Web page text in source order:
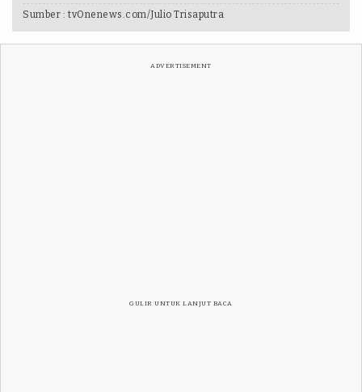
Sumber : tvOnenews.com/Julio Trisaputra
ADVERTISEMENT
GULIR UNTUK LANJUT BACA